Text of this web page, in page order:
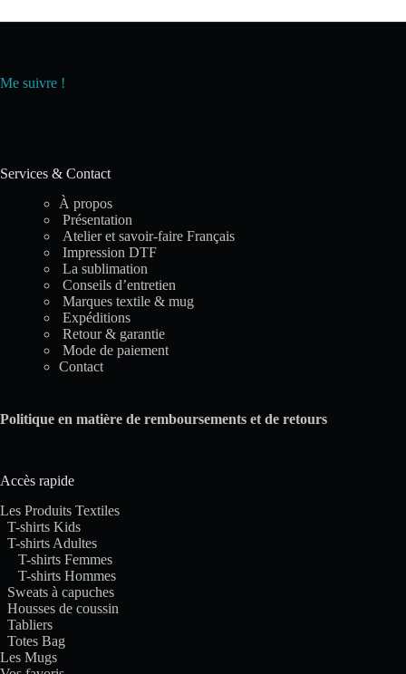
Me suivre !
Services & Contact
À propos
Présentation
Atelier et savoir-faire Français
Impression DTF
La sublimation
Conseils d’entretien
Marques textile & mug
Expéditions
Retour & garantie
Mode de paiement
Contact
Politique en matière de remboursements et de retours
Accès rapide
Les Produits Textiles
T-shirts Kids
T-shirts Adultes
T-shirts Femmes
T-shirts Hommes
Sweats à capuches
Housses de coussin
Tabliers
Totes Bag
Les Mugs